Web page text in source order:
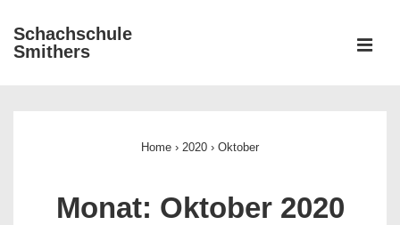
Zum
Inhalt
Schachschule
Smithers
Home › 2020 › Oktober
Monat: Oktober 2020